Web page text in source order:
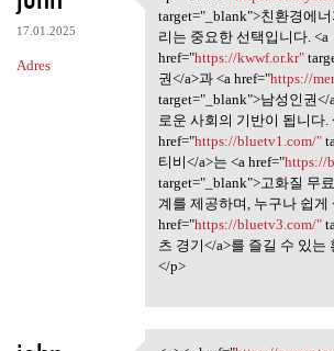
17.01.2025
Adres
<p><a href="https:/
target="_blank">친환경에
리는 중요한 선택입니다. <a
href="https://kwwf.or.kr"
권</a>과 <a href="https://
target="_blank">남성인권</
로운 사회의 기반이 됩니다.
href="https://bluetv1.com/"
티비</a>는 <a href="https://
target="_blank">고화질 무
계를 제공하며, 누구나 쉽게
href="https://bluetv3.com/"
츠 경기</a>를 즐길 수 있는
</p>